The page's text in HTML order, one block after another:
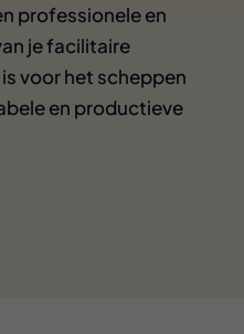
professionele en
je facilitaire
voor het scheppen
en productieve